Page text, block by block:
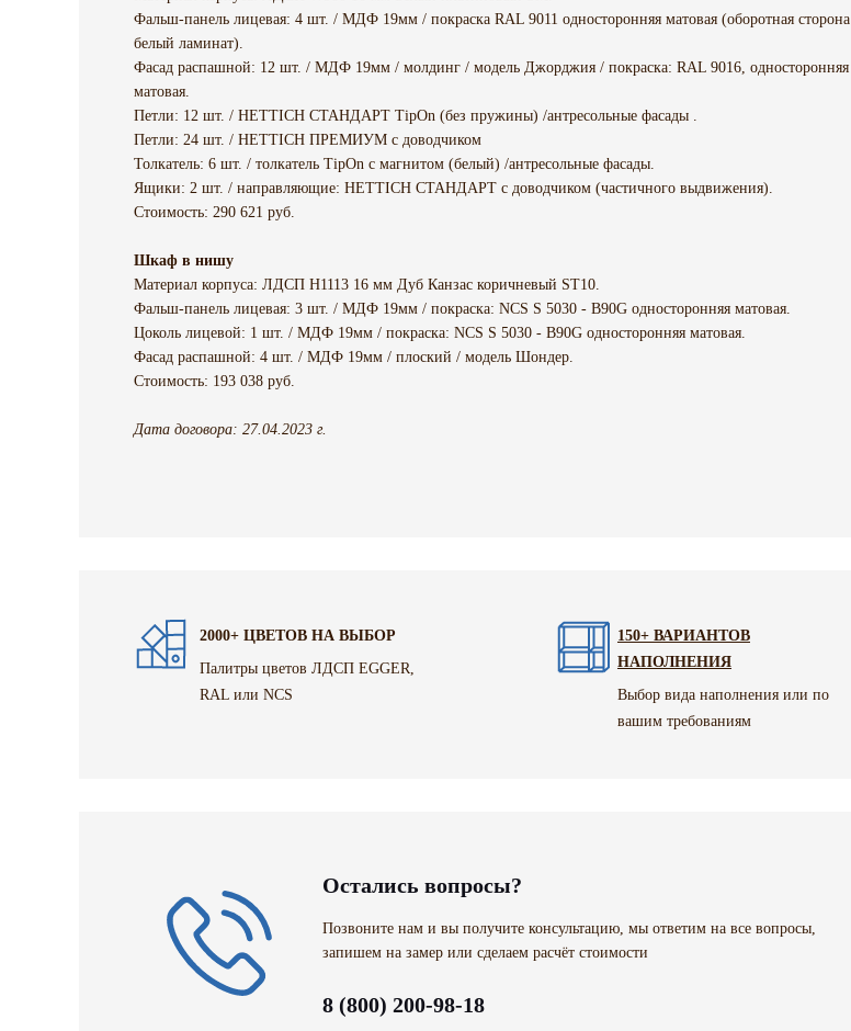
Фальш-панель лицевая: 4 шт. / МДФ 19мм / покраска RAL 9011 односторонняя матовая (оборотная сторона
белый ламинат).
Фасад распашной: 12 шт. / МДФ 19мм / молдинг / модель Джорджия / покраска: RAL 9016, односторонняя
матовая.
Петли: 12 шт. / HETTICH СТАНДАРТ TipOn (без пружины) /антресольные фасады .
Петли: 24 шт. / HETTICH ПРЕМИУМ с доводчиком
Толкатель: 6 шт. / толкатель TipOn с магнитом (белый) /антресольные фасады.
Ящики: 2 шт. / направляющие: HETTICH СТАНДАРТ с доводчиком (частичного выдвижения).
Стоимость: 290 621 руб.
Шкаф в нишу
Материал корпуса: ЛДСП H1113 16 мм Дуб Канзас коричневый ST10.
Фальш-панель лицевая: 3 шт. / МДФ 19мм / покраска: NCS S 5030 - В90G односторонняя матовая.
Цоколь лицевой: 1 шт. / МДФ 19мм / покраска: NCS S 5030 - B90G односторонняя матовая.
Фасад распашной: 4 шт. / МДФ 19мм / плоский / модель Шондер.
Стоимость: 193 038 руб.
Дата договора: 27.04.2023 г.
2000+ ЦВЕТОВ НА ВЫБОР
Палитры цветов ЛДСП EGGER,
RAL или NCS
150+ ВАРИАНТОВ
НАПОЛНЕНИЯ
Выбор вида наполнения или по
вашим требованиям
Остались вопросы?
Позвоните нам и вы получите консультацию, мы ответим на все вопросы,
запишем на замер или сделаем расчёт стоимости
8 (800) 200-98-18